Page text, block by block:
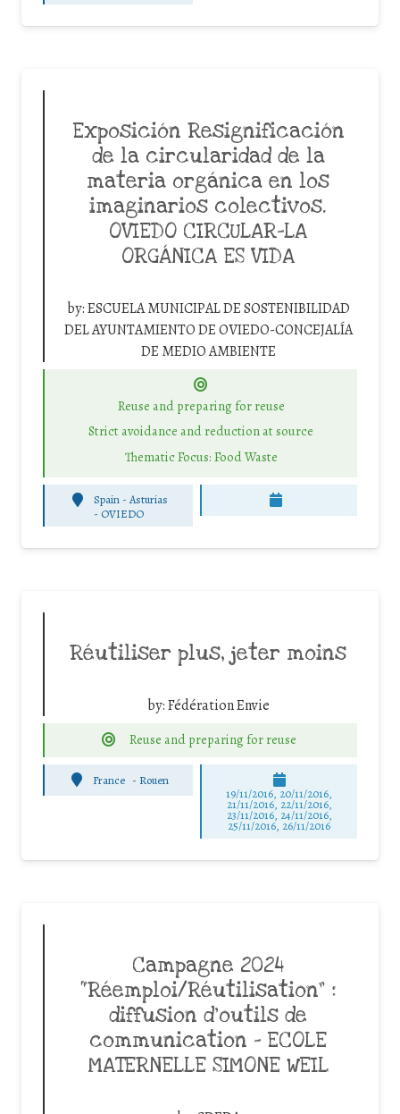
Exposición Resignificación
de la circularidad de la
materia orgánica en los
imaginarios colectivos.
OVIEDO CIRCULAR-LA
ORGÁNICA ES VIDA
by:ESCUELA MUNICIPAL DE SOSTENIBILIDAD
DEL AYUNTAMIENTO DE OVIEDO-CONCEJALÍA
DE MEDIO AMBIENTE
Reuse and preparing for reuse
Strict avoidance and reduction at source
Thematic Focus: Food Waste
Spain - Asturias
- OVIEDO
Réutiliser plus, jeter moins
by:Fédération Envie
Reuse and preparing for reuse
France - Rouen
19/11/2016, 20/11/2016,
21/11/2016, 22/11/2016,
23/11/2016, 24/11/2016,
25/11/2016, 26/11/2016
Campagne 2024
“Réemploi/Réutilisation” :
diffusion d’outils de
communication – ECOLE
MATERNELLE SIMONE WEIL